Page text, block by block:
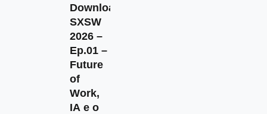
Download
SXSW
2026 –
Ep.01 –
Future
of
Work,
IA e o